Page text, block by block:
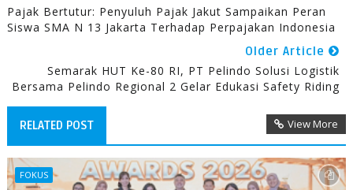
Pajak Bertutur: Penyuluh Pajak Jakut Sampaikan Peran
Siswa SMA N 13 Jakarta Terhadap Perpajakan Indonesia
Older Article
Semarak HUT Ke-80 RI, PT Pelindo Solusi Logistik
Bersama Pelindo Regional 2 Gelar Edukasi Safety Riding
RELATED POST View More
FOKUS